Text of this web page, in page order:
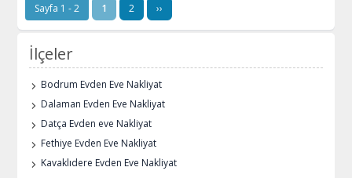
Sayfa 1 - 2 1 2 ››
İlçeler
Bodrum Evden Eve Nakliyat
Dalaman Evden Eve Nakliyat
Datça Evden eve Nakliyat
Fethiye Evden Eve Nakliyat
Kavaklıdere Evden Eve Nakliyat